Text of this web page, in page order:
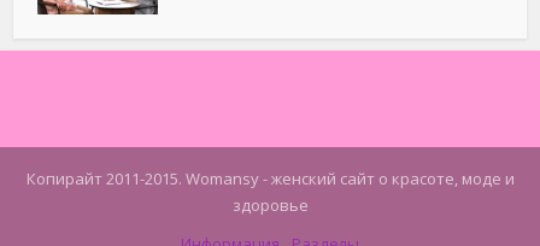
Копирайт 2011-2015. Womansy - женский сайт о красоте, моде и
здоровье